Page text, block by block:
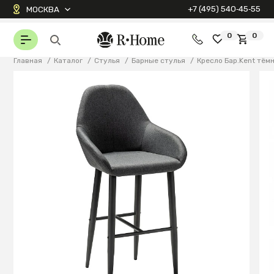
МОСКВА +7 (495) 540‑45‑55
0 0
Главная / Каталог / Стулья / Барные стулья / Кресло Бар.Kent